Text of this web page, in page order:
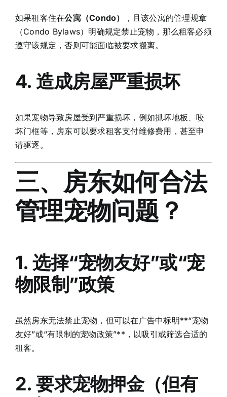
如果租客住在公寓（Condo）
，且该公寓的管理规章
（Condo Bylaws）明确规定禁止宠物，那么租客必须
遵守该规定，否则可能面临被要求搬离。
4. 造成房屋严重损坏
如果宠物导致房屋受到严重损坏，例如抓坏地板、咬
坏门框等，房东可以要求租客支付维修费用，甚至申
请驱逐。
三、房东如何合法
管理宠物问题？
1. 选择“宠物友好”或“宠
物限制”政策
虽然房东无法禁止宠物，但可以在广告中标明**“宠物
友好”或“有限制的宠物政策”**，以吸引或筛选合适的
租客。
2. 要求宠物押金（但有